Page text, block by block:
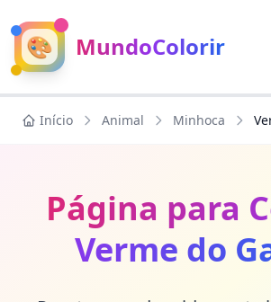
🎨 MundoColorir
Início Animal Minhoca
Página para
Verme do